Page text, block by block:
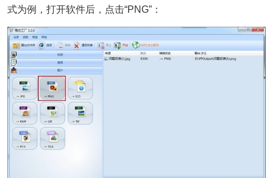
式为例，打开软件后，点击“PNG”：